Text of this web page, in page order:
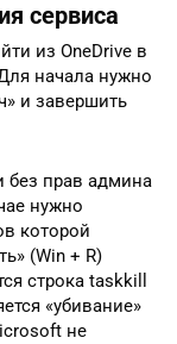
сервиса
из OneDrive в
начала нужно
и завершить
без прав админа
нужно
которой
(Win + R)
строка taskkill
«убивание»
не